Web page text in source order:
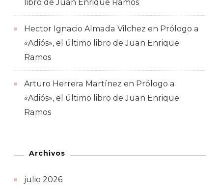
libro de Juan Enrique Ramos
Hector Ignacio Almada Vilchez en Prólogo a
«Adiós», el último libro de Juan Enrique
Ramos
Arturo Herrera Martínez en Prólogo a
«Adiós», el último libro de Juan Enrique
Ramos
Archivos
julio 2026